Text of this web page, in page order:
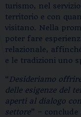
turismo, nel
territorio e con
visitano. Nella
poter fare
relazionale,
e le tradizioni uno
“Desideriamo
delle esigenze del
aperti al dialogo
settore” – conclude